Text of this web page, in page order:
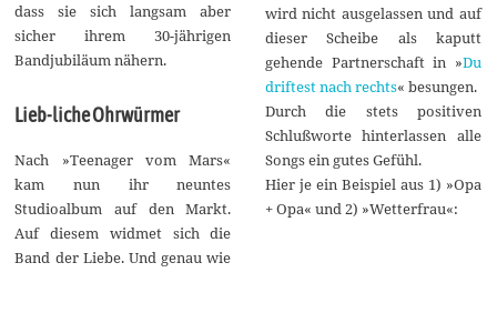
dass sie sich langsam aber
sicher ihrem 30-jährigen
Bandjubiläum nähern.
Lieb-liche Ohrwürmer
Nach »Teenager vom Mars«
kam nun ihr neuntes
Studioalbum auf den Markt.
Auf diesem widmet sich die
Band der Liebe. Und genau wie
wird nicht ausgelassen und auf
dieser Scheibe als kaputt
gehende Partnerschaft in »Du
driftest nach rechts« besungen.
Durch die stets positiven
Schlußworte hinterlassen alle
Songs ein gutes Gefühl.
Hier je ein Beispiel aus 1) »Opa
+ Opa« und 2) »Wetterfrau«: